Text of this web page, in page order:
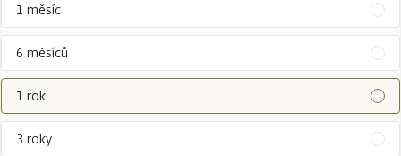
1 měsíc
6 měsíců
1 rok
3 roky